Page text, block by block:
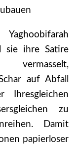
sie ihre Satire
vermasselt,
auf Abfall
Ihresgleichen
zu
Damit
papierloser